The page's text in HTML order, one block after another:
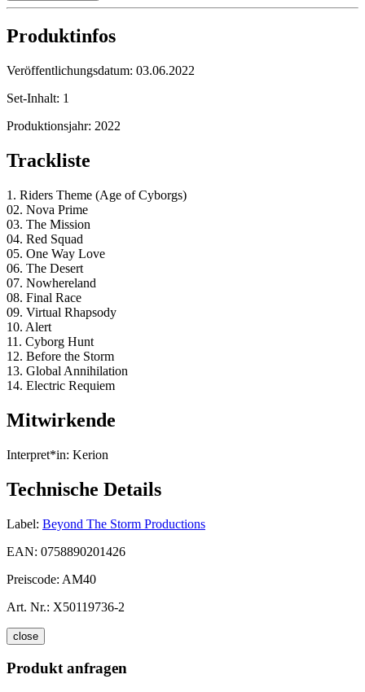
Produktinfos
Veröffentlichungsdatum: 03.06.2022
Set-Inhalt: 1
Produktionsjahr: 2022
Trackliste
1. Riders Theme (Age of Cyborgs)
02. Nova Prime
03. The Mission
04. Red Squad
05. One Way Love
06. The Desert
07. Nowhereland
08. Final Race
09. Virtual Rhapsody
10. Alert
11. Cyborg Hunt
12. Before the Storm
13. Global Annihilation
14. Electric Requiem
Mitwirkende
Interpret*in: Kerion
Technische Details
Label: Beyond The Storm Productions
EAN: 0758890201426
Preiscode: AM40
Art. Nr.: X50119736-2
close
Produkt anfragen